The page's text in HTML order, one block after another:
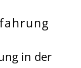
in der